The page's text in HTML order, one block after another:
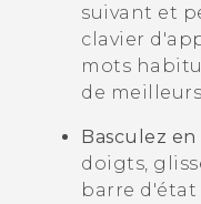
suivant et
clavier
mots
de
Basculez en
doigts,
barre d'état